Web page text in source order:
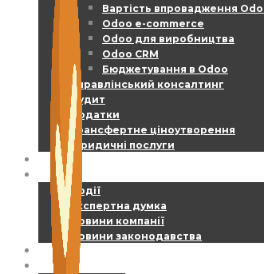
Вартість впровадження
Odoo e-commerce
Odoo для виробництва
Odoo CRM
Бюджетування в Odoo
Управлінський консалтинг
Аудит
Податки
Трансфертне ціноутворення
Юридичні послуги
EBS – DIGEST
НОВИНИ
Події
Експертна думка
Новини компанії
Новини законодавства
КОНТАКТИ
UA